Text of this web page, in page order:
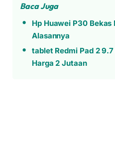
Baca Juga
Hp Huawei P30
Alasannya
tablet Redmi Pad 2
Harga 2 Jutaan